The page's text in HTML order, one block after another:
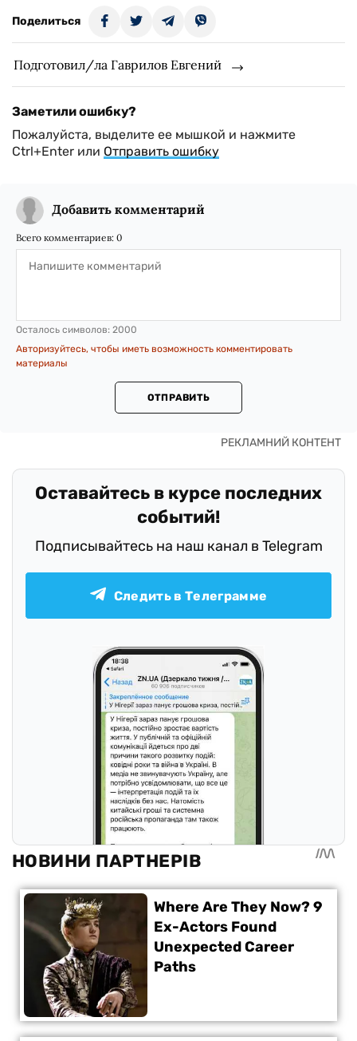
Поделиться
Подготовил/ла Гаврилов Евгений
Заметили ошибку?
Пожалуйста, выделите ее мышкой и нажмите
Ctrl+Enter или Отправить ошибку
Добавить комментарий
Всего комментариев: 0
Осталось символов: 2000
Авторизуйтесь, чтобы иметь возможность комментировать
материалы
ОТПРАВИТЬ
Оставайтесь в курсе последних
событий!
Подписывайтесь на наш канал в Telegram
Следить в Телеграмме